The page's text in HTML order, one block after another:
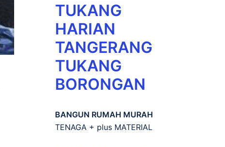
TUKANG
HARIAN
TANGERANG
TUKANG
BORONGAN
BANGUN RUMAH MURAH
TENAGA + plus MATERIAL